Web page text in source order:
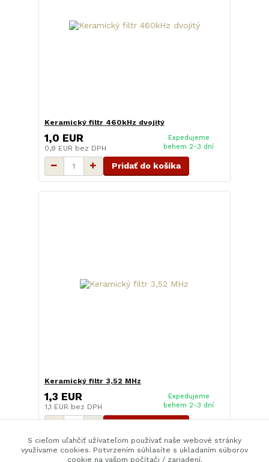
Keramický filtr 460kHz dvojitý
1,0 EUR
0,8 EUR bez DPH
Expedujeme
behem 2-3 dní
Pridať do košíka
Keramický filtr 3,52 MHz
1,3 EUR
1,1 EUR bez DPH
Expedujeme
behem 2-3 dní
S cieľom uľahčiť užívateľom používať naše webové stránky
využívame cookies. Potvrzením súhlasíte s ukladaním súborov
cookie na vašom počítači / zariadení.